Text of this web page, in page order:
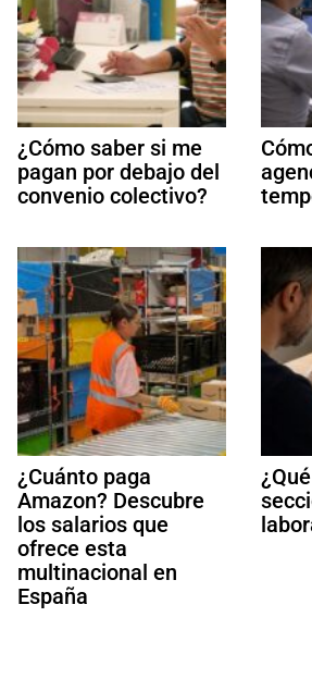
¿Cómo saber si me
pagan por debajo del
convenio colectivo?
¿Cuánto paga
Amazon? Descubre
los salarios que
ofrece esta
multinacional en
España